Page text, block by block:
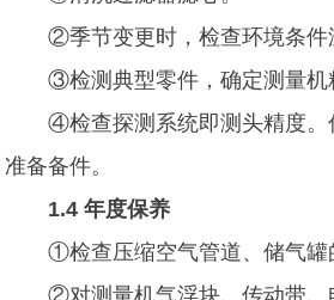
②季节变更时，检查环境条件
③检测典型零件，确定测量机
④检查探测系统即测头精度。
准备备件。
1.4 年度保养
①检查压缩空气管道、储气罐